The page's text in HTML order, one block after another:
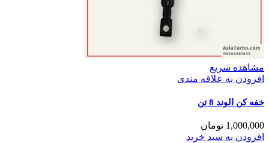
مشاهده سریع
افزودن به علاقه مندی
خفه کن الوند 8 تن
1,000,000 تومان
افزودن به سبد خرید